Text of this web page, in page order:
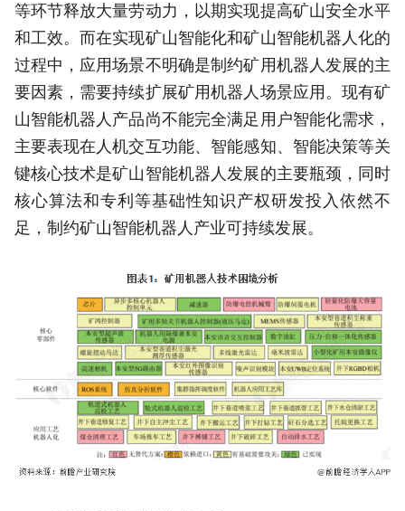
等环节释放大量劳动力，以期实现提高矿山安全水平
和工效。而在实现矿山智能化和矿山智能机器人化的
过程中，应用场景不明确是制约矿用机器人发展的主
要因素，需要持续扩展矿用机器人场景应用。现有矿
山智能机器人产品尚不能完全满足用户智能化需求，
主要表现在人机交互功能、智能感知、智能决策等关
键核心技术是矿山智能机器人发展的主要瓶颈，同时
核心算法和专利等基础性知识产权研发投入依然不
足，制约矿山智能机器人产业可持续发展。